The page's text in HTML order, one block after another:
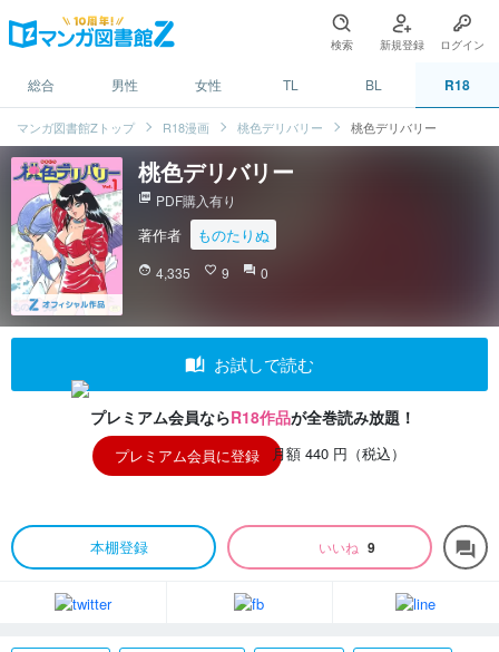
検索 新規登録 ログイン
総合 男性 女性 TL BL R18
マンガ図書館Zトップ R18漫画 桃色デリバリー 桃色デリバリー
桃色デリバリー
picture_as_pdf PDF購入有り
著作者 ものたりぬ
face 4,335 favorite_border 9 question_answer 0
auto_stories お試しで読む
プレミアム会員ならR18作品が全巻読み放題！
プレミアム会員に登録 月額 440 円（税込）
本棚登録 いいね 9 forum